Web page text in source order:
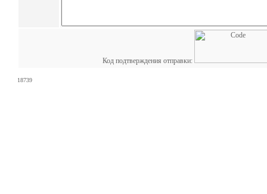
Код подтверждения отправки:
18739